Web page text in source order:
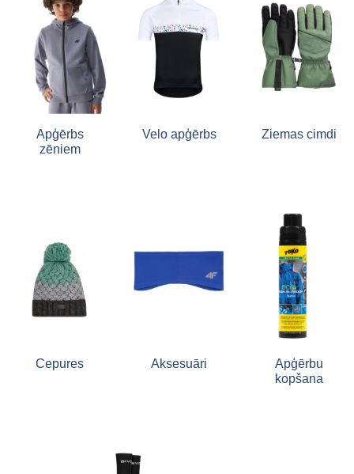
Apģērbs
zēniem
Velo apģērbs Ziemas cimdi
Cepures Aksesuāri
Apģērbu
kopšana